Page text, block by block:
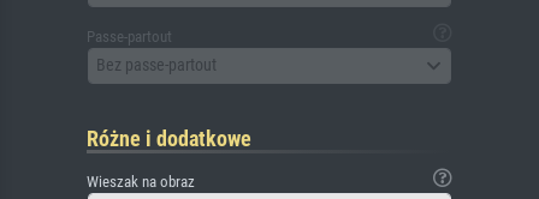
Passe-partout
Bez passe-partout
Różne i dodatkowe
Wieszak na obraz